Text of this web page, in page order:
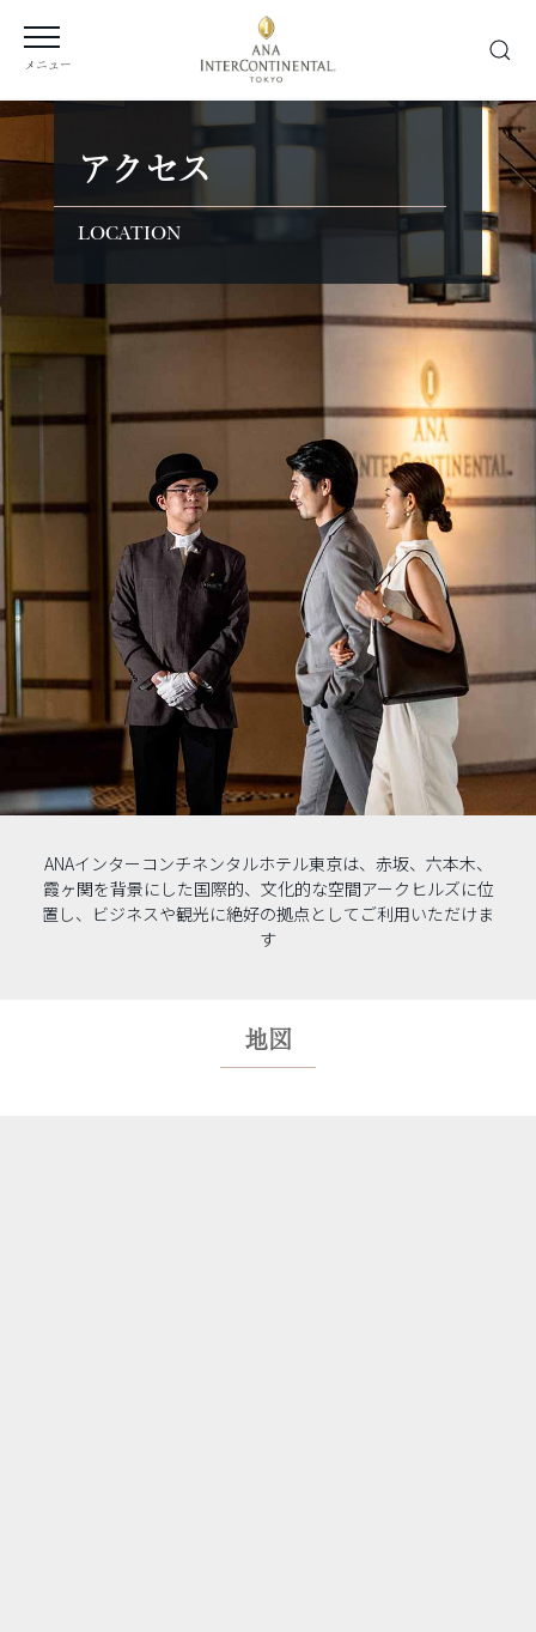
メニュー
アクセス
LOCATION
ANAインターコンチネンタルホテル東京は、赤坂、六本木、
霞ヶ関を背景にした国際的、文化的な空間アークヒルズに位
置し、ビジネスや観光に絶好の拠点としてご利用いただけま
す
地図